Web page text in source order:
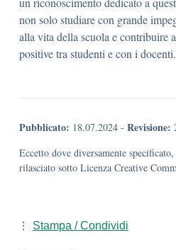
non solo studiare con grande
alla vita della scuola e contribuire
positive tra studenti e con i docenti.
Pubblicato: 18.07.2024 - Revisione:
Eccetto dove diversamente
rilasciato sotto Licenza Creative
Stampa / Condividi